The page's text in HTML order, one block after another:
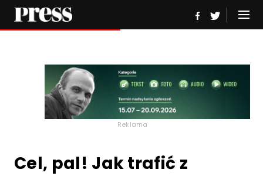
Reklama
Cel, pal! Jak trafić z